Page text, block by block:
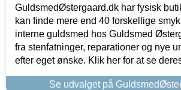
GuldsmedØstergaard.dk har fysisk
kan finde mere end 40 forskellige
interne guldsmed hos Guldsmed
fra stenfatninger, reparationer og nye
efter eget ønske. Klik her for at se
Se udvalget på